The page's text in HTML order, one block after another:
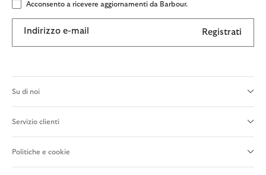
Acconsento a ricevere aggiornamenti da Barbour.
Indirizzo e-mail Registrati
Su di noi
Servizio clienti
Politiche e cookie